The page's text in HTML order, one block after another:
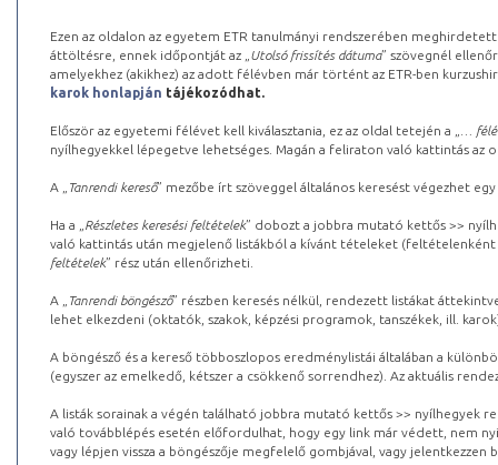
Ezen az oldalon az egyetem ETR tanulmányi rendszerében
áttöltésre, ennek időpontját az „ Utolsó frissítés dátuma” szövegnél
amelyekhez (akikhez) az adott félévben már történt az ETR-ben
karok honlapján tájékozódhat.
Először az egyetemi félévet kell kiválasztania, ez az oldal tetején a „
…
nyílhegyekkel lépegetve lehetséges. Magán a feliraton való kattintás az
A „ Tanrendi kereső” mezőbe írt szöveggel általános keresést végezhet
Ha a „ Részletes keresési feltételek” dobozt a jobbra mutató kettős >>
való kattintás után megjelenő listákból a kívánt tételeket (feltételenként
feltételek” rész után ellenőrizheti.
A „ Tanrendi böngésző” részben keresés nélkül, rendezett listákat
lehet elkezdeni (oktatók, szakok, képzési programok, tanszékek, ill.
A böngésző és a kereső többoszlopos eredménylistái általában a
(egyszer az emelkedő, kétszer a csökkenő sorrendhez). Az aktuális
A listák sorainak a végén található jobbra mutató kettős >> nyílhegyek
való továbblépés esetén előfordulhat, hogy egy link már védett, nem
vagy lépjen vissza a böngészője megfelelő gombjával, vagy